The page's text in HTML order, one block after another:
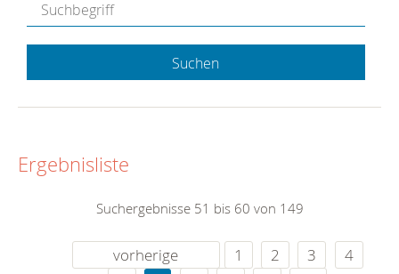
Suchen
Ergebnisliste
Suchergebnisse 51 bis 60 von 149
vorherige 1 2 3
4